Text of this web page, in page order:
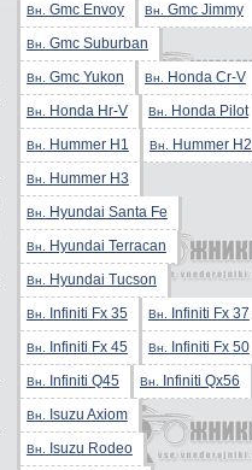
Вн. Gmc Envoy Вн. Gmc Jimmy
Вн. Gmc Suburban
Вн. Gmc Yukon Вн. Honda Cr-V
Вн. Honda Hr-V Вн. Honda Pilot
Вн. Hummer H1 Вн. Hummer H2
Вн. Hummer H3
Вн. Hyundai Santa Fe
Вн. Hyundai Terracan
Вн. Hyundai Tucson
Вн. Infiniti Fx 35 Вн. Infiniti Fx 37
Вн. Infiniti Fx 45 Вн. Infiniti Fx 50
Вн. Infiniti Q45 Вн. Infiniti Qx56
Вн. Isuzu Axiom
Вн. Isuzu Rodeo